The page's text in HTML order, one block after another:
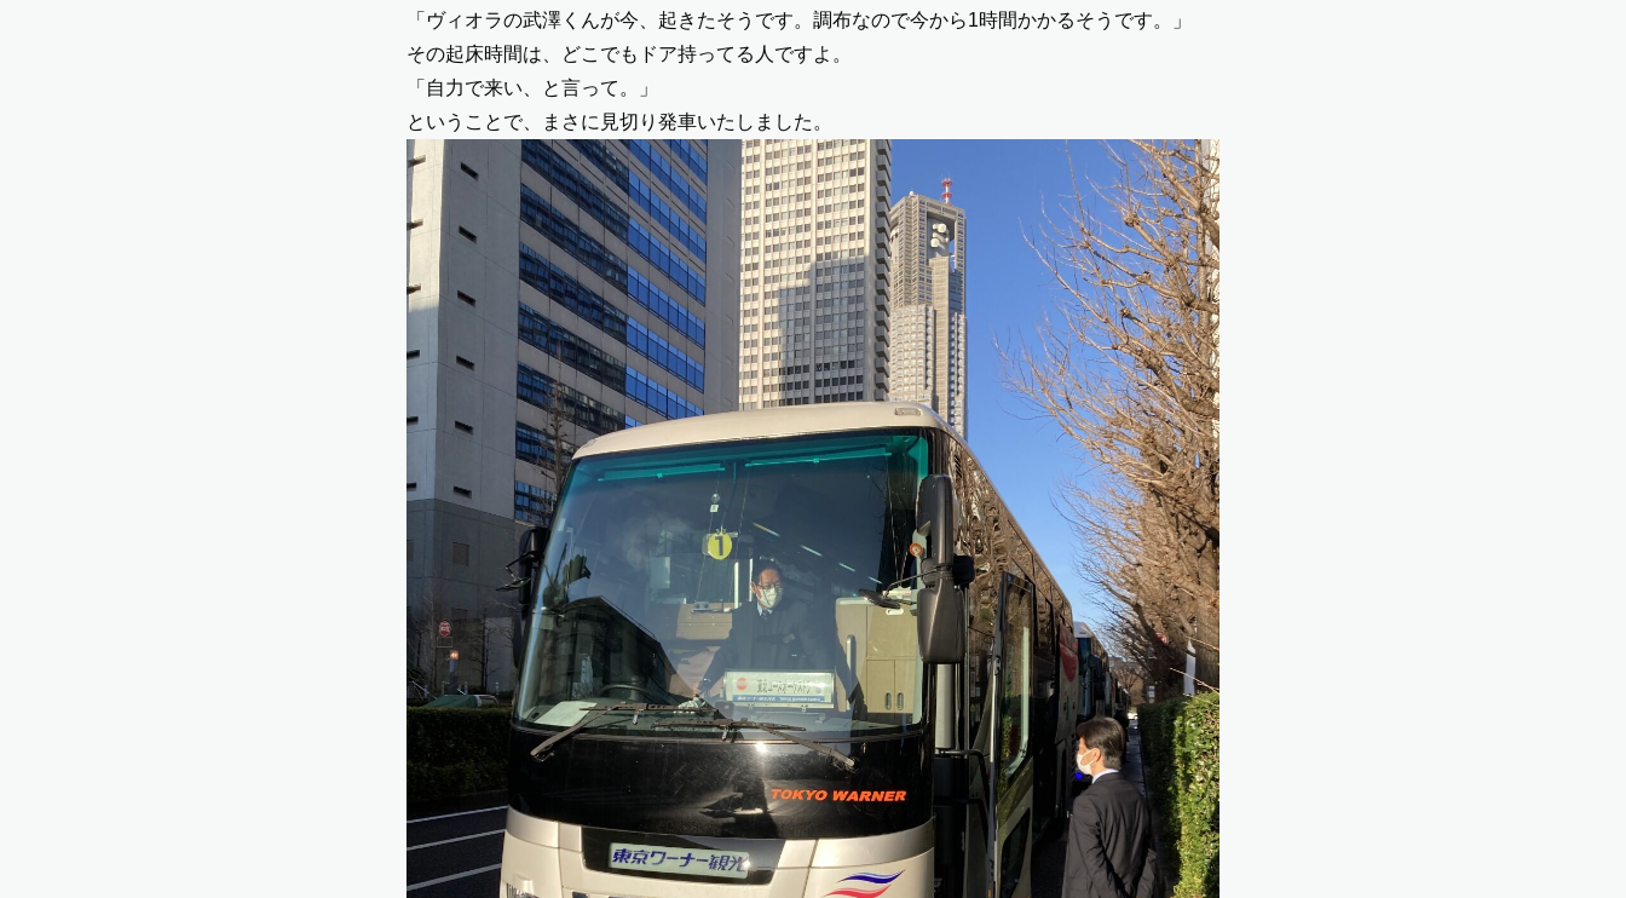
「ヴィオラの武澤くんが今、起きたそうです。調布なので今から1時間かかるそうです。」
その起床時間は、どこでもドア持ってる人ですよ。
「自力で来い、と言って。」
ということで、まさに見切り発車いたしました。